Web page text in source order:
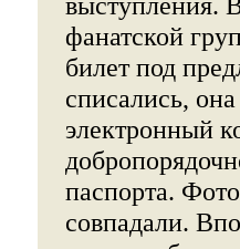
фанатской
билет под
списались,
электронный
паспорта.
совпадали.